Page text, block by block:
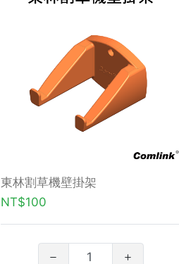
東林割草機壁掛架
NT$100